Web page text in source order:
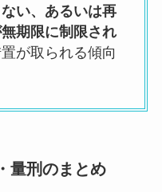
い、あるいは再
期限に制限され
が取られる傾向
量刑のまとめ